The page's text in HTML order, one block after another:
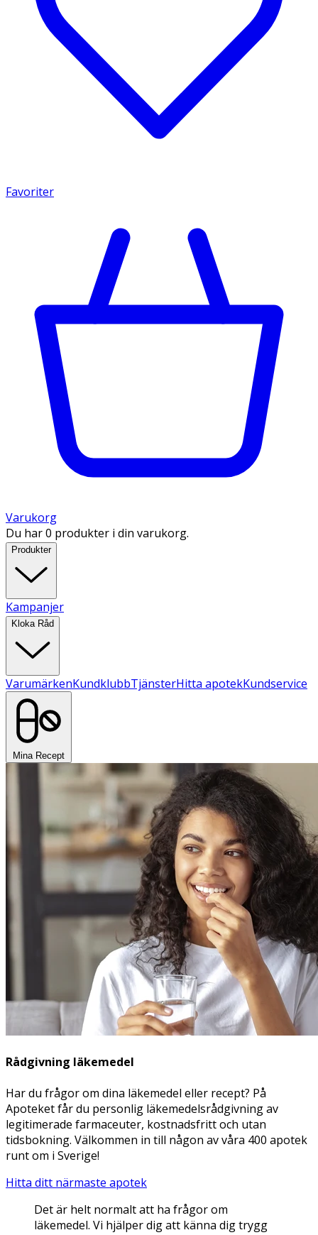
Favoriter
Varukorg
Du har 0 produkter i din varukorg.
Produkter
Kampanjer
Kloka Råd
VarumärkenKundklubbTjänsterHitta apotekKundservice
Mina Recept
Rådgivning läkemedel
Har du frågor om dina läkemedel eller recept? På
Apoteket får du personlig läkemedelsrådgivning av
legitimerade farmaceuter, kostnadsfritt och utan
tidsbokning. Välkommen in till någon av våra 400 apotek
runt om i Sverige!
Hitta ditt närmaste apotek
Det är helt normalt att ha frågor om
läkemedel. Vi hjälper dig att känna dig trygg